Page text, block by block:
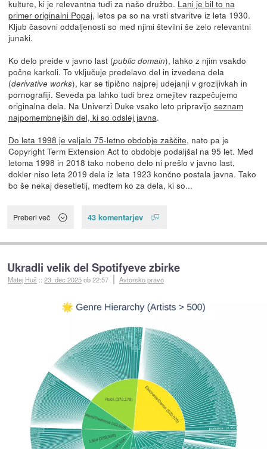
kulture, ki je relevantna tudi za našo družbo. Lani je bil to na
primer originalni Popaj, letos pa so na vrsti stvaritve iz leta 1930.
Kljub časovni oddaljenosti so med njimi številni še zelo relevantni
junaki.
Ko delo preide v javno last (public domain), lahko z njim vsakdo
počne karkoli. To vključuje predelavo del in izvedena dela
(derivative works), kar se tipično najprej udejanji v grozljivkah in
pornografiji. Seveda pa lahko tudi brez omejitev razpečujemo
originalna dela. Na Univerzi Duke vsako leto pripravijo seznam
najpomembnejših del, ki so odslej javna.
Do leta 1998 je veljalo 75-letno obdobje zaščite, nato pa je
Copyright Term Extension Act to obdobje podaljšal na 95 let. Med
letoma 1998 in 2018 tako nobeno delo ni prešlo v javno last,
dokler niso leta 2019 dela iz leta 1923 končno postala javna. Tako
bo še nekaj desetletij, medtem ko za dela, ki so...
Preberi več 43 komentarjev
Ukradli velik del Spotifyeve zbirke
Matej Huš ::23. dec 2025ob 22:57 Avtorsko pravo